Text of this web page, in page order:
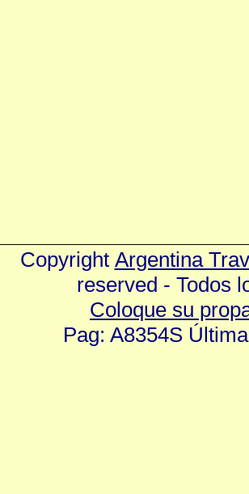
Copyright Argentina
reserved - Todos
Coloque su
Pag: A8354S